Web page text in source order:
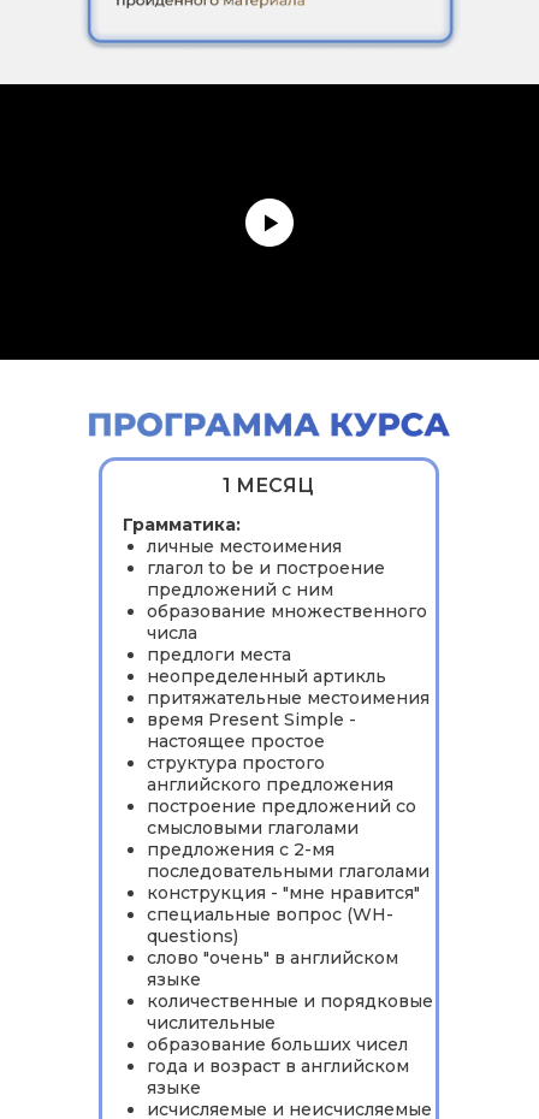
1 МЕСЯЦ
Грамматика:
личные местоимения
глагол to be и построение
предложений с ним
образование множественного
числа
предлоги места
неопределенный артикль
притяжательные местоимения
время Present Simple -
настоящее простое
структура простого
английского предложения
построение предложений со
смысловыми глаголами
предложения с 2-мя
последовательными глаголами
конструкция - "мне нравится"
специальные вопрос (WH-
questions)
слово "очень" в английском
языке
количественные и порядковые
числительные
образование больших чисел
года и возраст в английском
языке
исчисляемые и неисчисляемые